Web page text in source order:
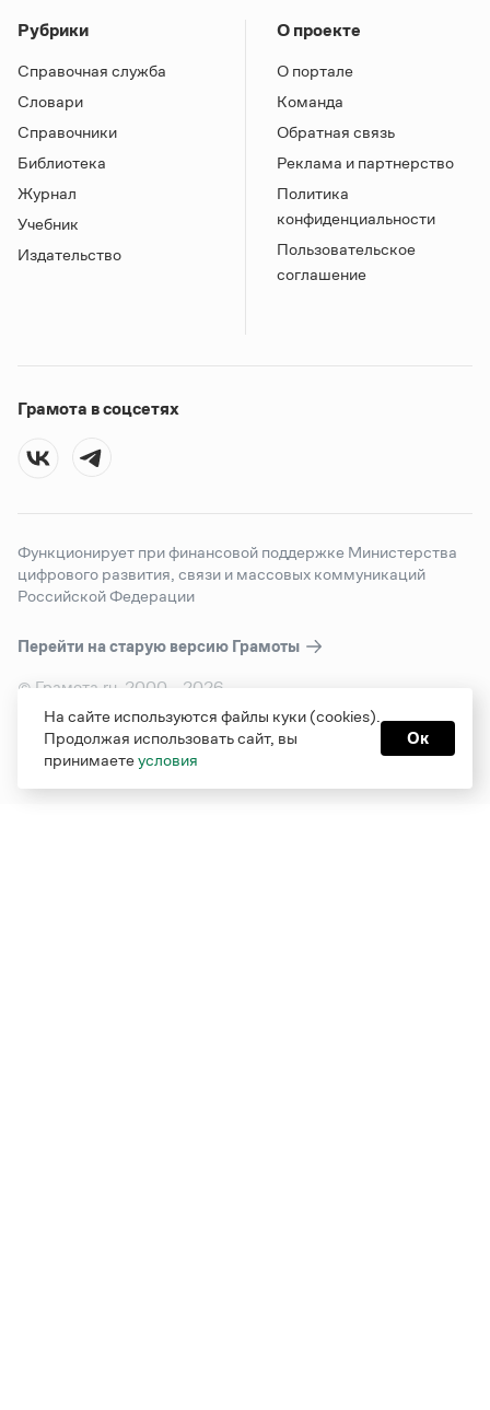
Рубрики
Справочная служба
Словари
Справочники
Библиотека
Журнал
Учебник
Издательство
О проекте
О портале
Команда
Обратная связь
Реклама и партнерство
Политика
конфиденциальности
Пользовательское
соглашение
Грамота в соцсетях
Функционирует при финансовой поддержке Министерства
цифрового развития, связи и массовых коммуникаций
Российской Федерации
Перейти на старую версию Грамоты
© Грамота.ru, 2000 – 2026
Свидетельство о регистрации СМИ: ЭЛ № ФС 77 - 84700,
выдано 10.02.2023
Дизайн — Мария Екимова /
Мотка
На сайте используются файлы куки (cookies).
Продолжая использовать сайт, вы
принимаетеусловия
Ок